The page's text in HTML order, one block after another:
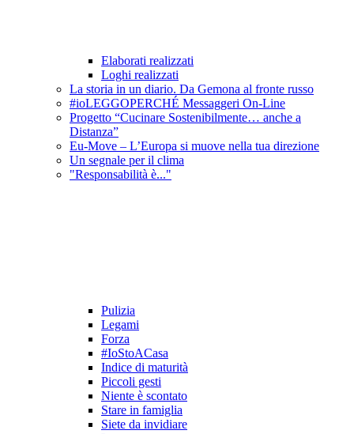
Elaborati realizzati
Loghi realizzati
La storia in un diario. Da Gemona al fronte russo
#ioLEGGOPERCHÉ Messaggeri On-Line
Progetto “Cucinare Sostenibilmente… anche a
Distanza”
Eu-Move – L’Europa si muove nella tua direzione
Un segnale per il clima
"Responsabilità è..."
Pulizia
Legami
Forza
#IoStoACasa
Indice di maturità
Piccoli gesti
Niente è scontato
Stare in famiglia
Siete da invidiare